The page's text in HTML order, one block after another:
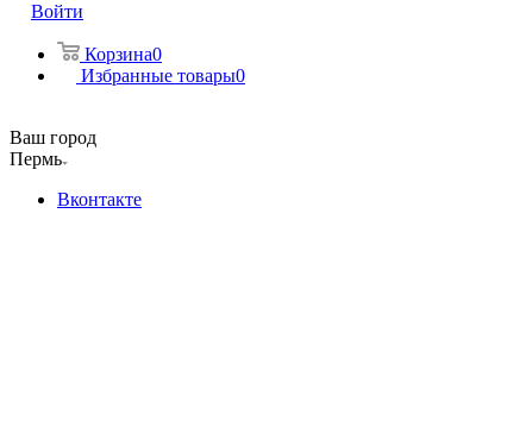
Войти
Корзина0
Избранные товары0
Ваш город
Пермь
Вконтакте